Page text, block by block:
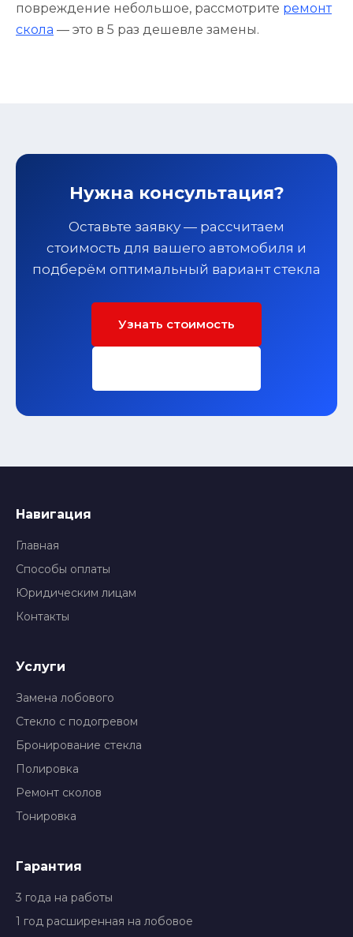
повреждение небольшое, рассмотрите ремонт
скола — это в 5 раз дешевле замены.
Нужна консультация?
Оставьте заявку — рассчитаем
стоимость для вашего автомобиля и
подберём оптимальный вариант стекла
Узнать стоимость
Навигация
Главная
Способы оплаты
Юридическим лицам
Контакты
Услуги
Замена лобового
Стекло с подогревом
Бронирование стекла
Полировка
Ремонт сколов
Тонировка
Гарантия
3 года на работы
1 год расширенная на лобовое